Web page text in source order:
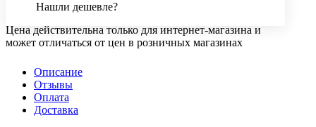
Нашли дешевле?
Цена действительна только для интернет-магазина и
может отличаться от цен в розничных магазинах
Описание
Отзывы
Оплата
Доставка